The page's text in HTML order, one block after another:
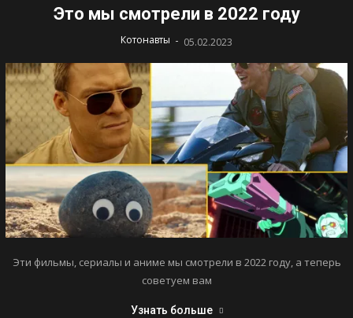
Это мы смотрели в 2022 году
Котонавты - 05.02.2023
Эти фильмы, сериалы и аниме мы смотрели в 2022 году, а теперь
советуем вам
Узнать больше